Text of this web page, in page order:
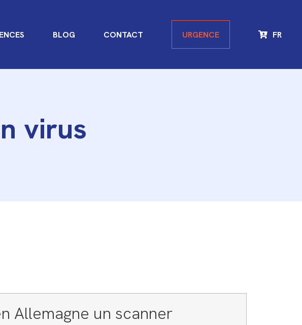
BLOG CONTACT URGENCE FR
virus
Allemagne un scanner